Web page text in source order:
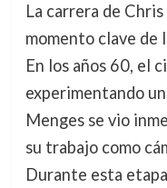
La carrera de
momento clave de
En los años 60, el
experimentando
Menges se vio
su trabajo como
Durante esta